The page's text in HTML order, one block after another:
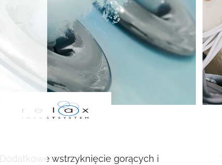
Dodatkowe wstrzyknięcie gorących i